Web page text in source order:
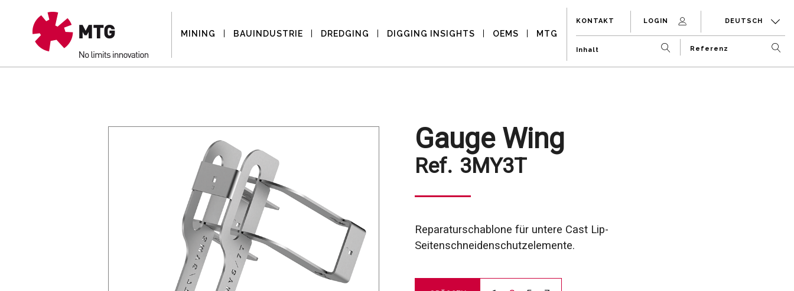
MINING BAUINDUSTRIE DREDGING DIGGING INSIGHTS OEMS MTG
KONTAKT LOGIN DEUTSCH
Gauge Wing
Ref. 3MY3T
Reparaturschablone für untere Cast Lip-
Seitenschneidenschutzelemente.